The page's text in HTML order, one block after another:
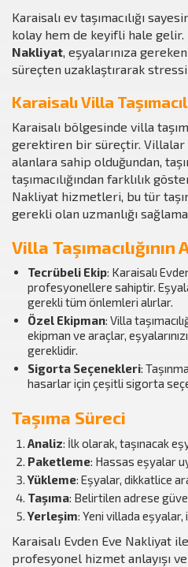
Karaisalı ev taşımacılığı
kolay hem de keyifli hale gelir.
Nakliyat, eşyalarınıza
süreçten uzaklaştırarak
Karaisalı Villa
Karaisalı bölgesinde villa
gerektiren bir süreçtir. Villalar
alanlara sahip olduğundan,
taşımacılığından farklılık
Nakliyat hizmetleri, bu tür
gerekli olan uzmanlığı
Villa Taşımacılığının
Tecrübeli Ekip: Karaisalı
profesyonellere sahiptir.
gerekli tüm önlemleri alırlar.
Özel Ekipman: Villa
ekipman ve araçlar,
gereklidir.
Sigorta Seçenekleri:
hasarlar için çeşitli sigorta
Taşıma Süreci
Analiz: İlk olarak, taşınacak
Paketleme: Hassas eşyalar
Yükleme: Eşyalar, dikkatlice
Taşıma: Belirtilen adrese
Yerleşim: Yeni villada
Karaisalı Evden Eve Nakliyat ile
profesyonel hizmet anlayışı